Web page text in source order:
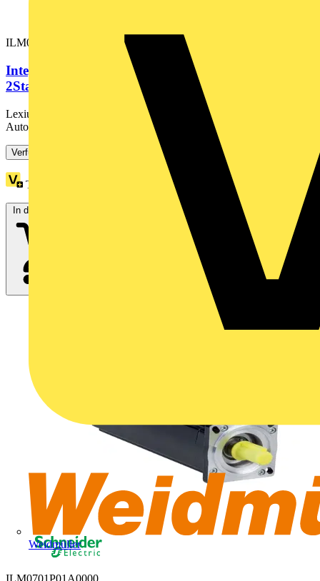
Weidmüller
ILM0702P01A0000
Integrierter Servoantrieb Lexium 62 ILM, 70mm,
2Stacks, 0,72kW, 1,7Nm,...
Lexium 62 ILM integrierter Servoantrieb für die motion-basierte
Automatisierung mit PacDrive 3. Die Antriebsreihe...
Verfügbar: 2 Händler
Treuepunkte:
In den Warenkorb
ILM0701P01A0000